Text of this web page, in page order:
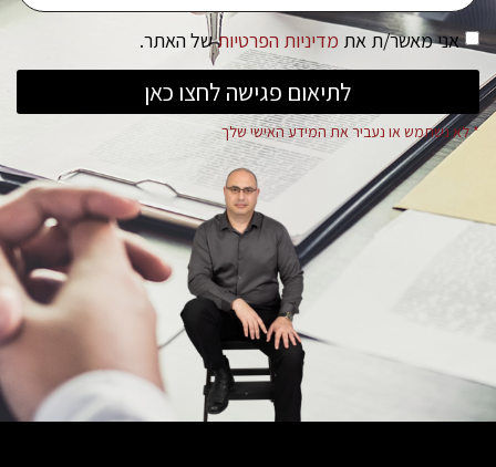
אני מאשר/ת את מדיניות הפרטיותשל האתר.
לתיאום פגישה לחצו כאן
* לא נשתמש או נעביר את המידע האישי שלך